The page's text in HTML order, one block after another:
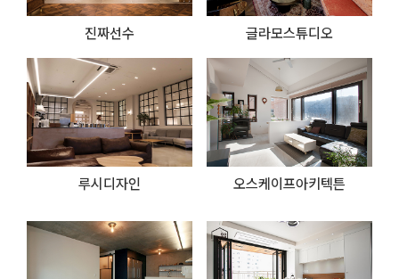
진짜선수 글라모스튜디오
루시디자인 오스케이프아키텍튼